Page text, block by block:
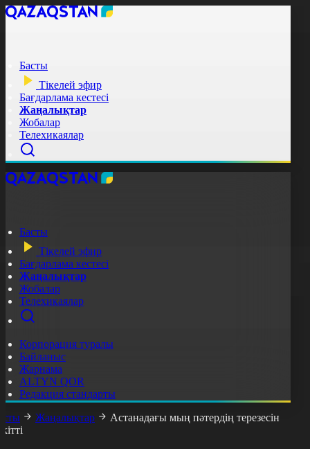
Басты
Тікелей эфир
Бағдарлама кестесі
Жаңалықтар
Жобалар
Телехикаялар
Басты
Тікелей эфир
Бағдарлама кестесі
Жаңалықтар
Жобалар
Телехикаялар
Корпорация туралы
Байланыс
Жарнама
ALTYN QOR
Редакция стандарты
Жаңалықтар
Астанадағы мың пәтердің терезесін